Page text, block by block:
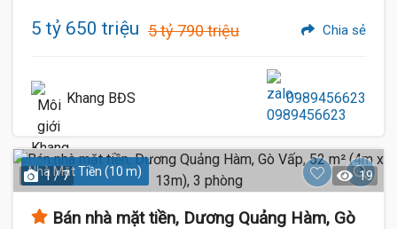
5 tỷ 650 triệu 5 tỷ 790 triệu Chia sẻ
Khang BĐS 0989456623
Nhà Mặt Tiền (10 m)
1 / 7 19
Bán nhà mặt tiền, Dương Quảng Hàm, Gò